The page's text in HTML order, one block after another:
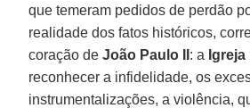
que temeram pedidos de perdão
realidade dos fatos históricos,
coração deJoão Paulo II : a Igreja
reconhecer a infidelidade, os
instrumentalizações, a violência,